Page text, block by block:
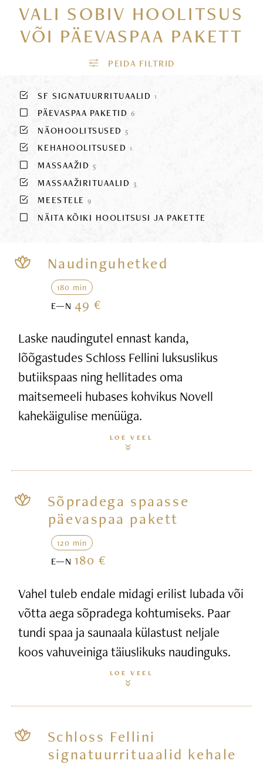
VALI SOBIV HOOLITSUS
VÕI PÄEVASPAA PAKETT
SF SIGNATUURRITUAALID 1
PÄEVASPAA PAKETID 6
NÄOHOOLITSUSED5
KEHAHOOLITSUSED 1
MASSAAŽID 5
MASSAAŽIRITUAALID 3
MEESTELE9
NÄITA KÕIKI HOOLITSUSI JA PAKETTE
Naudinguhetked
180 min
E—N49 €
Laske naudingutel ennast kanda,
lõõgastudes Schloss Fellini luksuslikus
butiikspaas ning hellitades oma
maitsemeeli hubases kohvikus Novell
kahekäigulise menüüga.
LOE VEEL
Sõpradega spaasse
päevaspaa pakett
120 min
E—N180 €
Vahel tuleb endale midagi erilist lubada või
võtta aega sõpradega kohtumiseks. Paar
tundi spaa ja saunaala külastust neljale
koos vahuveiniga täiuslikuks naudinguks.
LOE VEEL
Schloss Fellini
signatuurrituaalid kehale